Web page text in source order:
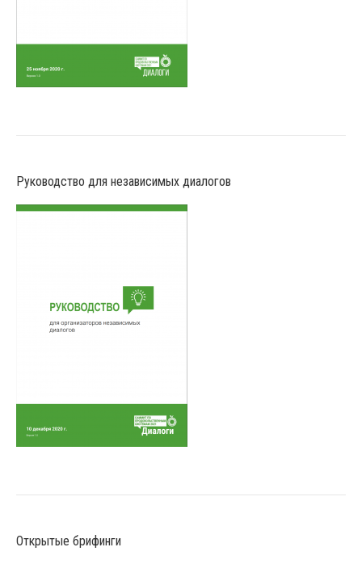
Руководство для независимых диалогов
Открытые брифинги